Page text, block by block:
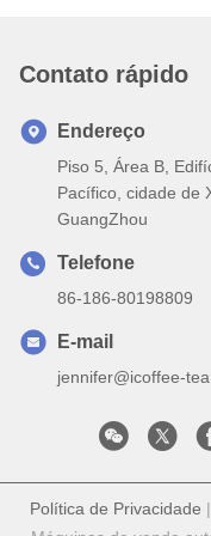
Contato rápido
Endereço
Piso 5, Área B,
Pacífico, cidade de
GuangZhou
Telefone
86-186-80198809
E-mail
jennifer@icoffee-
Política de Privacidade |